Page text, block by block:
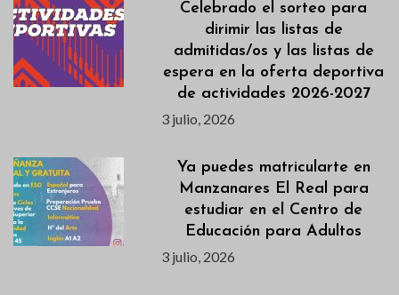
Celebrado el sorteo para
dirimir las listas de
admitidas/os y las listas de
espera en la oferta deportiva
de actividades 2026-2027
3 julio, 2026
Ya puedes matricularte en
Manzanares El Real para
estudiar en el Centro de
Educación para Adultos
3 julio, 2026